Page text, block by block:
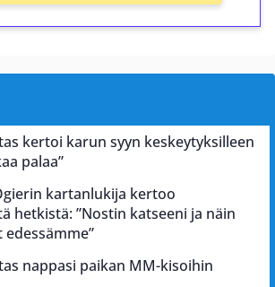
kertoi karun syyn keskeytyksilleen
palaa”
kartanlukija kertoo
hetkistä: ”Nostin katseeni ja näin
nappasi paikan MM-kisoihin